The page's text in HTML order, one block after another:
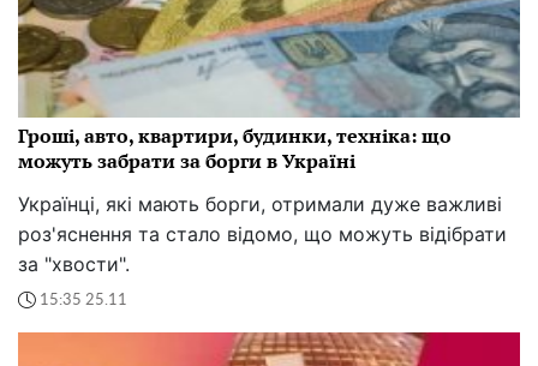
Гроші, авто, квартири, будинки, техніка: що
можуть забрати за борги в Україні
Українці, які мають борги, отримали дуже важливі
роз'яснення та стало відомо, що можуть відібрати
за "хвости".
15:35 25.11